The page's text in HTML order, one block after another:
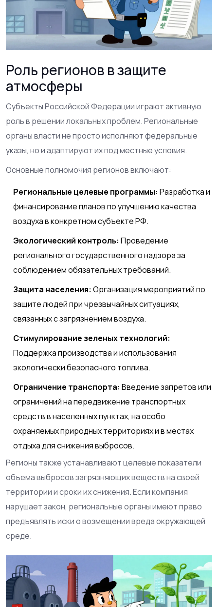
Роль регионов в защите
атмосферы
Субъекты Российской Федерации играют активную
роль в решении локальных проблем. Региональные
органы власти не просто исполняют федеральные
указы, но и адаптируют их под местные условия.
Основные полномочия регионов включают:
Региональные целевые программы: Разработка и
финансирование планов по улучшению качества
воздуха в конкретном субъекте РФ.
Экологический контроль: Проведение
регионального государственного надзора за
соблюдением обязательных требований.
Защита населения: Организация мероприятий по
защите людей при чрезвычайных ситуациях,
связанных с загрязнением воздуха.
Стимулирование зеленых технологий:
Поддержка производства и использования
экологически безопасного топлива.
Ограничение транспорта: Введение запретов или
ограничений на передвижение транспортных
средств в населенных пунктах, на особо
охраняемых природных территориях и в местах
отдыха для снижения выбросов.
Регионы также устанавливают целевые показатели
объема выбросов загрязняющих веществ на своей
территории и сроки их снижения. Если компания
нарушает закон, региональные органы имеют право
предъявлять иски о возмещении вреда окружающей
среде.